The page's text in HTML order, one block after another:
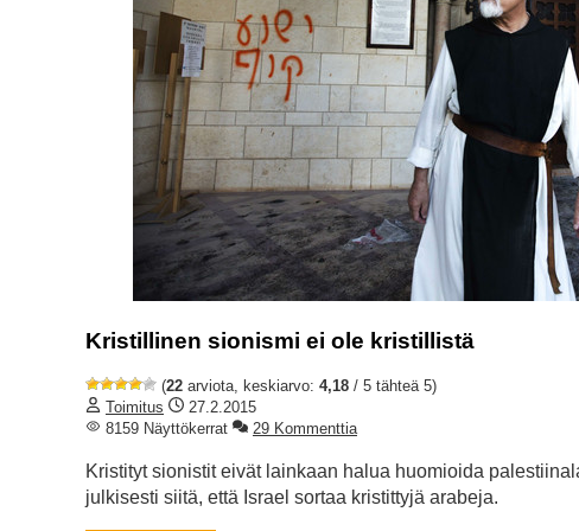
Kristillinen sionismi ei ole kristillistä
(22 arviota, keskiarvo: 4,18 / 5 tähteä 5)
Toimitus
27.2.2015
8159 Näyttökerrat
29 Kommenttia
Kristityt sionistit eivät lainkaan halua huomioida
julkisesti siitä, että Israel sortaa kristittyjä arabeja.